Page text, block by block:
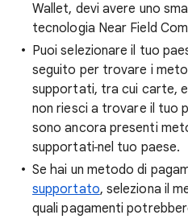
Wallet, devi avere uno
tecnologia Near Field
Puoi selezionare il tuo
seguito per trovare i
supportati, tra cui carte,
non riesci a trovare il tuo
sono ancora presenti
supportati nel tuo paese.
Se hai un metodo di
supportato, seleziona il
quali pagamenti